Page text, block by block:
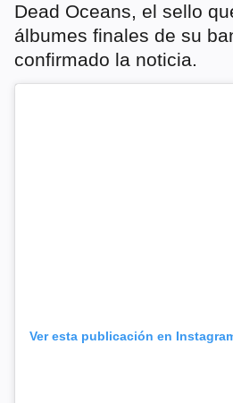
Dead Oceans, el sello
álbumes finales de su
confirmado la noticia.
Ver esta publicación en